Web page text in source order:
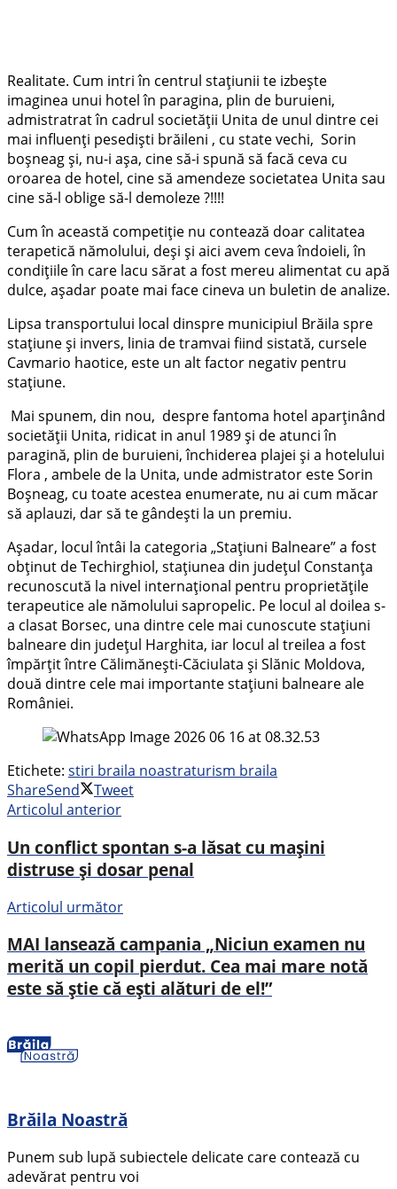
Realitate. Cum intri în centrul stațiunii te izbește
imaginea unui hotel în paragina, plin de buruieni,
admistratrat în cadrul societății Unita de unul dintre cei
mai influenți pesediști brăileni , cu state vechi, Sorin
boșneag și, nu-i așa, cine să-i spună să facă ceva cu
oroarea de hotel, cine să amendeze societatea Unita sau
cine să-l oblige să-l demoleze ?!!!!
Cum în această competiție nu contează doar calitatea
terapetică nămolului, deși și aici avem ceva îndoieli, în
condițiile în care lacu sărat a fost mereu alimentat cu apă
dulce, așadar poate mai face cineva un buletin de analize.
Lipsa transportului local dinspre municipiul Brăila spre
stațiune și invers, linia de tramvai fiind sistată, cursele
Cavmario haotice, este un alt factor negativ pentru
stațiune.
Mai spunem, din nou, despre fantoma hotel aparținând
societății Unita, ridicat in anul 1989 și de atunci în
paragină, plin de buruieni, închiderea plajei și a hotelului
Flora , ambele de la Unita, unde admistrator este Sorin
Boșneag, cu toate acestea enumerate, nu ai cum măcar
să aplauzi, dar să te gândești la un premiu.
Așadar, locul întâi la categoria „Stațiuni Balneare” a fost
obținut de Techirghiol, stațiunea din județul Constanța
recunoscută la nivel internațional pentru proprietățile
terapeutice ale nămolului sapropelic. Pe locul al doilea s-
a clasat Borsec, una dintre cele mai cunoscute stațiuni
balneare din județul Harghita, iar locul al treilea a fost
împărțit între Călimănești-Căciulata și Slănic Moldova,
două dintre cele mai importante stațiuni balneare ale
României.
Etichete: stiri braila noastraturism braila
ShareSend
Tweet
Articolul anterior
Un conflict spontan s-a lăsat cu mașini
distruse și dosar penal
Articolul următor
MAI lansează campania „Niciun examen nu
merită un copil pierdut. Cea mai mare notă
este să știe că ești alături de el!”
Brăila Noastră
Punem sub lupă subiectele delicate care contează cu
adevărat pentru voi